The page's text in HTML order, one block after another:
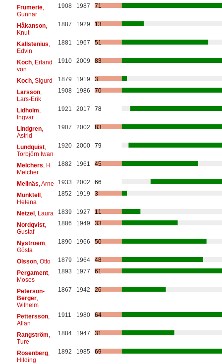
Frumerie,
Gunnar
1908 1987 71
Håkanson,
Knut
1887 1929 13
Kallstenius
Edvin
1881 1967 51
Koch, Erland
von
1910 2009 83
Koch, Sigurd 1879 1919
3
Larsson,
Lars-Erik
1908 1986 70
Lidholm
Ingvar
1921 2017 78
Lindgren,
Astrid
1907 2002 83
Lundquist,
Torbjörn Iwan
1920 2000 79
Melchers , H
Melcher
1882 1961 45
Mellnäs , Arne 1933 2002
66
Munktell,
Helena
1852 1919 3
Netzel, Laura 1839 1927
11
Nordqvist,
Gustaf
1886 1949 33
Nystroem
Gösta
1890 1966 50
Olsson, Otto 1879 1964
48
Pergament,
Moses
1893 1977 61
Peterson-
Berger,
Wilhelm
1867 1942 26
Pettersson,
Allan
1911 1980 64
Rangström
Ture
1884 1947 31
Rosenberg,
Hilding
1892 1985 69